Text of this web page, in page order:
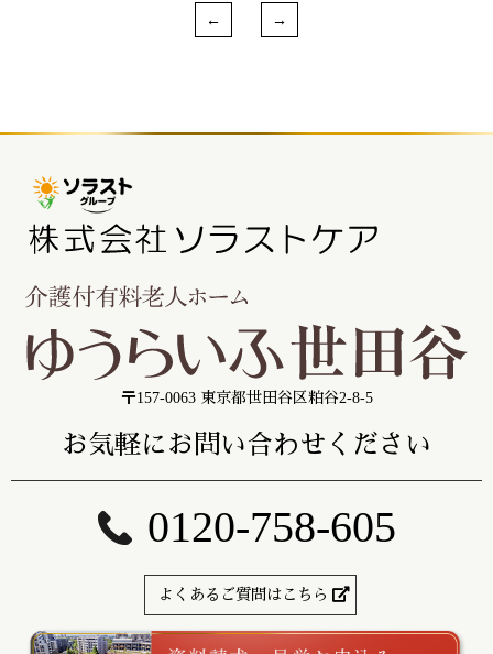
〒157-0063 東京都世田谷区粕谷2-8-5
お気軽にお問い合わせください
0120-758-605
よくあるご質問はこちら